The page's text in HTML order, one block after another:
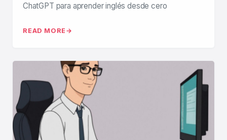
ChatGPT para aprender inglés desde cero
READ MORE